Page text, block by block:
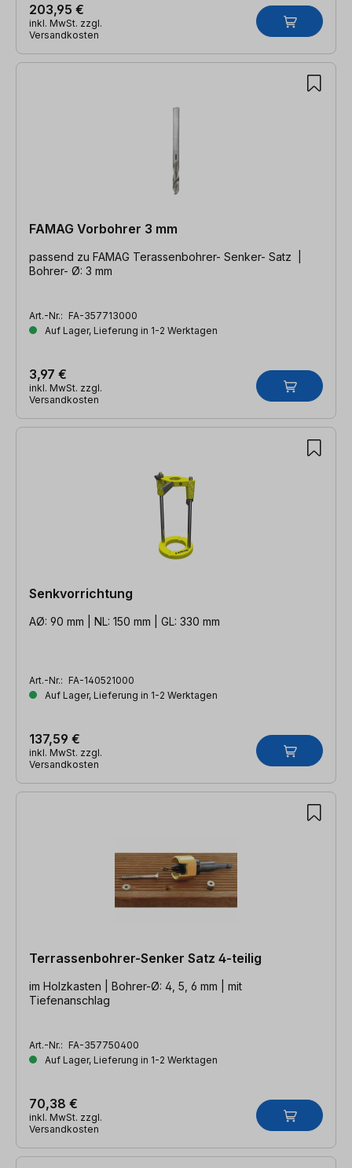
203,95 €
inkl. MwSt. zzgl.
Versandkosten
FAMAG Vorbohrer 3 mm
passend zu FAMAG Terassenbohrer- Senker- Satz |
Bohrer- Ø: 3 mm
Art.-Nr.: FA-357713000
Auf Lager, Lieferung in 1-2 Werktagen
3,97 €
inkl. MwSt. zzgl.
Versandkosten
Senkvorrichtung
AØ: 90 mm | NL: 150 mm | GL: 330 mm
Art.-Nr.: FA-140521000
Auf Lager, Lieferung in 1-2 Werktagen
137,59 €
inkl. MwSt. zzgl.
Versandkosten
Terrassenbohrer-Senker Satz 4-teilig
im Holzkasten | Bohrer-Ø: 4, 5, 6 mm | mit
Tiefenanschlag
Art.-Nr.: FA-357750400
Auf Lager, Lieferung in 1-2 Werktagen
70,38 €
inkl. MwSt. zzgl.
Versandkosten